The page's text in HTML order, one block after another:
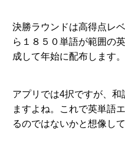
決勝ラウンドは高得点レ
ら１８５０単語が範囲の
成して年始に配布します。
アプリでは4択ですが、
ますよね。これで英単語
るのではないかと想像して